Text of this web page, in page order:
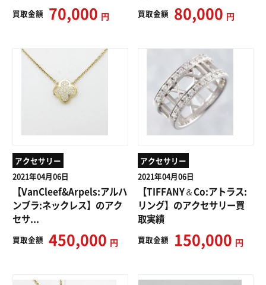
買取金額 70,000 円 買取金額 80,000 円
アクセサリー
2021年04月06日
【VanCleef&Arpels:アルハ
ンブラ:ネックレス】のアク
セサ...
買取金額 450,000 円
アクセサリー
2021年04月06日
【TIFFANY＆Co:アトラス:
リング】のアクセサリー買
取実績
買取金額 150,000 円